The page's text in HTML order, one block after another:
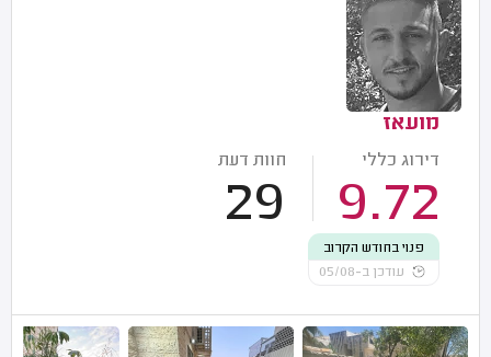
מועאז
דירוג כללי
9.72
חוות דעת
29
פנוי בחודש הקרוב
עודכן ב-05/08